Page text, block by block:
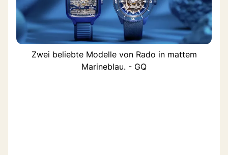
Zwei beliebte Modelle von Rado in mattem
Marineblau. - GQ